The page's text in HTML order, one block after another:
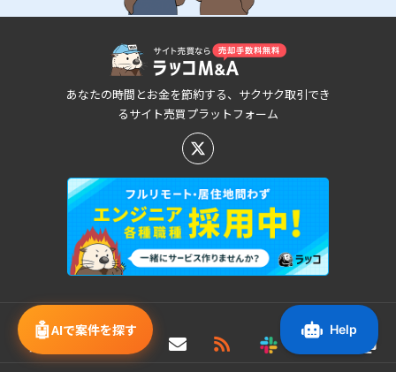
🤖AIで案件を探す
あなたの時間とお金を節約する、サクサク取引でき
るサイト売買プラットフォーム
新着/値下げ案件情報